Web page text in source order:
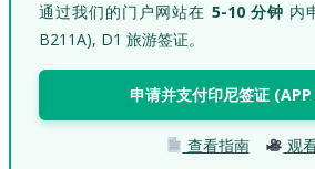
通过我们的门户网站在 5-10 分钟 内
B211A), D1 旅游签证。
申请并支付印尼签证
查看指南 观